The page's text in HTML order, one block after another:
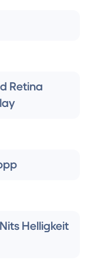
Retina
Helligkeit